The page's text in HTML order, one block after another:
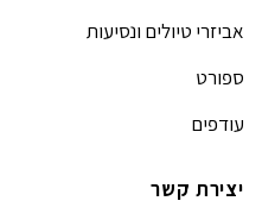
אביזרי טיולים ונסיעות
ספורט
עודפים
יצירת קשר